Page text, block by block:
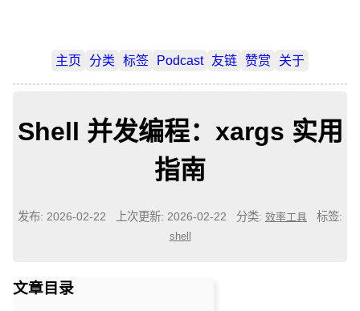
主页 分类 标签 Podcast 友链 赞赏 关于
Shell 并发编程：xargs 实用
指南
发布: 2026-02-22 上次更新: 2026-02-22 分类: 效率工具 标签:
shell
文章目录